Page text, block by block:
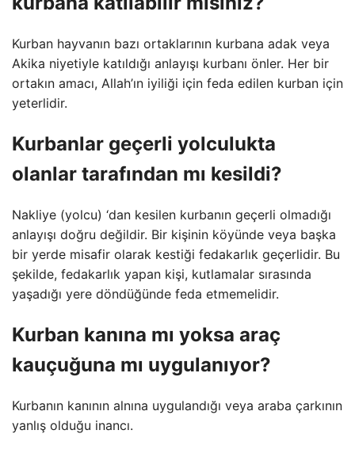
Kurban hayvanın bazı ortaklarının kurbana adak veya
Akika niyetiyle katıldığı anlayışı kurbanı önler. Her bir
ortakın amacı, Allah’ın iyiliği için feda edilen kurban için
yeterlidir.
Kurbanlar geçerli yolculukta
olanlar tarafından mı kesildi?
Nakliye (yolcu) ‘dan kesilen kurbanın geçerli olmadığı
anlayışı doğru değildir. Bir kişinin köyünde veya başka
bir yerde misafir olarak kestiği fedakarlık geçerlidir. Bu
şekilde, fedakarlık yapan kişi, kutlamalar sırasında
yaşadığı yere döndüğünde feda etmemelidir.
Kurban kanına mı yoksa araç
kauçuğuna mı uygulanıyor?
Kurbanın kanının alnına uygulandığı veya araba çarkının
yanlış olduğu inancı.